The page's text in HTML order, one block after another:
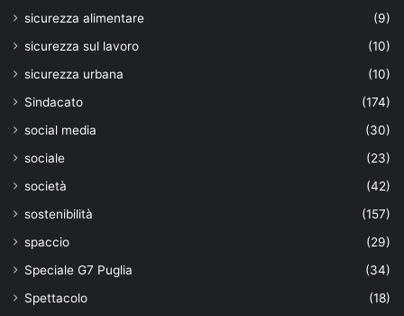
sicurezza alimentare
(9)
sicurezza sul lavoro
(10)
sicurezza urbana
(10)
Sindacato
(174)
social media
(30)
sociale
(23)
società
(42)
sostenibilità
(157)
spaccio
(29)
Speciale G7 Puglia
(34)
Spettacolo
(18)